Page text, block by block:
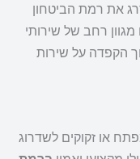
את רמת הביטחון
רחב של שירותי
הקפדה על שירות
או זקוקים לשדרוג